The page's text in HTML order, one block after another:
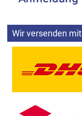
Wir versenden mit